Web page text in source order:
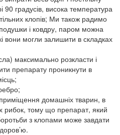
90 градусів, висока температура
клопів; Ми також радимо
і ковдру, паром можна
вони могли залишити в складках
максимально розкласти і
препарату проникнути в
приміщення домашніх тварин, в
рибок, тому що препарат, який
з клопами може завдати